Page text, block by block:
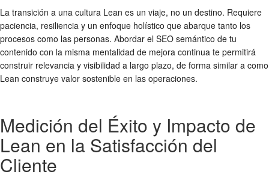
La transición a una cultura Lean es un viaje, no un destino. Requiere
paciencia, resiliencia y un enfoque holístico que abarque tanto los
procesos como las personas. Abordar el SEO semántico de tu
contenido con la misma mentalidad de mejora continua te permitirá
construir relevancia y visibilidad a largo plazo, de forma similar a como
Lean construye valor sostenible en las operaciones.
Medición del Éxito y Impacto de
Lean en la Satisfacción del
Cliente